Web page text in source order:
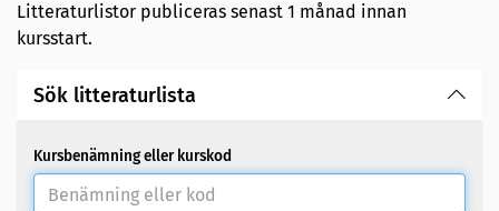
Litteraturlistor publiceras senast 1 månad innan
kursstart.
Sök litteraturlista
Kursbenämning eller kurskod